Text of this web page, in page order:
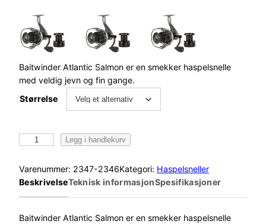
Baitwinder Atlantic Salmon er en smekker haspelsnelle
med veldig jevn og fin gange.
Størrelse
w
s
B
Legg i handlekurv
Varenummer: 2347-2346Kategori: Haspelsneller
BeskrivelseTeknisk informasjonSpesifikasjoner
Baitwinder Atlantic Salmon er en smekker haspelsnelle